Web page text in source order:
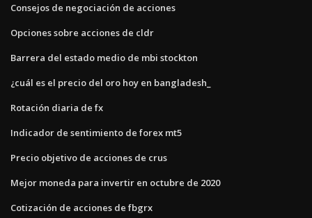
Consejos de negociación de acciones
Opciones sobre acciones de cldr
Barrera del estado medio de mbi stockton
¿cuál es el precio del oro hoy en bangladesh_
Rotación diaria de fx
Indicador de sentimiento de forex mt5
Precio objetivo de acciones de crus
Mejor moneda para invertir en octubre de 2020
Cotización de acciones de fbgrx